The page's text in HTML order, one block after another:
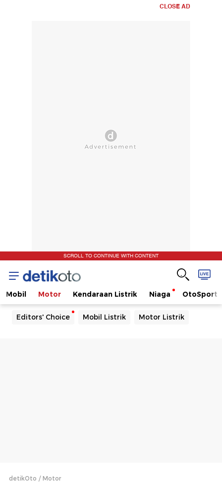
CLOSE AD
SCROLL TO CONTINUE WITH CONTENT
Mobil Motor Kendaraan Listrik Niaga OtoSport
Editors' Choice Mobil Listrik Motor Listrik
detikOto Motor